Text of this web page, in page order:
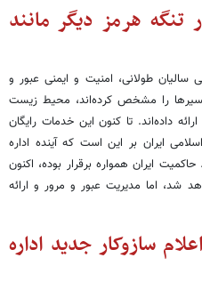
هرمز دیگر مانند
طولانی، امنیت و ایمنی عبور و
مسیرها را مشخص کرده‌اند، محیط زیست
داده‌اند. تا کنون این خدمات رایگان
ایران بر این است که آینده اداره
ایران همواره برقرار بوده، اکنون
شد، اما مدیریت عبور و مرور و ارائه
سازوکار جدید اداره